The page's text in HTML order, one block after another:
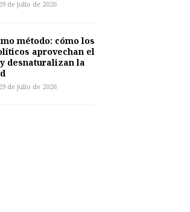
de julio de 2026
método: cómo los
aprovechan el
desnaturalizan la
de julio de 2026